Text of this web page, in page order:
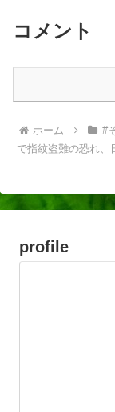
コメント
ホーム #
で指紋盗難の恐れ、
profile